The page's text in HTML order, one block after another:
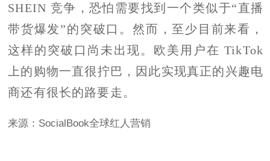
SHEIN 竞争，恐怕需要找到一个类似于“直播
带货爆发”的突破口。然而，至少目前来看，
这样的突破口尚未出现。欧美用户在 TikTok
上的购物一直很拧巴，因此实现真正的兴趣电
商还有很长的路要走。
来源：SocialBook全球红人营销